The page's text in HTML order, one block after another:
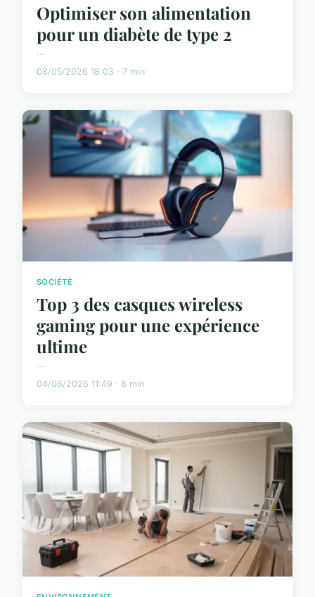
Optimiser son alimentation
pour un diabète de type 2
...
08/05/2026 18:03 · 7 min
SOCIÉTÉ
Top 3 des casques wireless
gaming pour une expérience
ultime
...
04/06/2026 11:49 · 8 min